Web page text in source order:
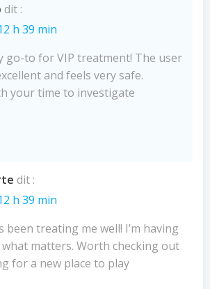
dit :
h 39 min
go-to for VIP treatment! The user
and feels very safe.
your time to investigate
dit :
h 39 min
been treating me well! I’m having
what matters. Worth checking out
for a new place to play